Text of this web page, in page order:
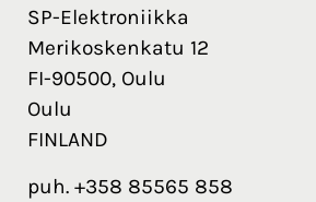
SP-Elektroniikka
Merikoskenkatu 12
FI-90500, Oulu
Oulu
FINLAND
puh. +358 85565 858